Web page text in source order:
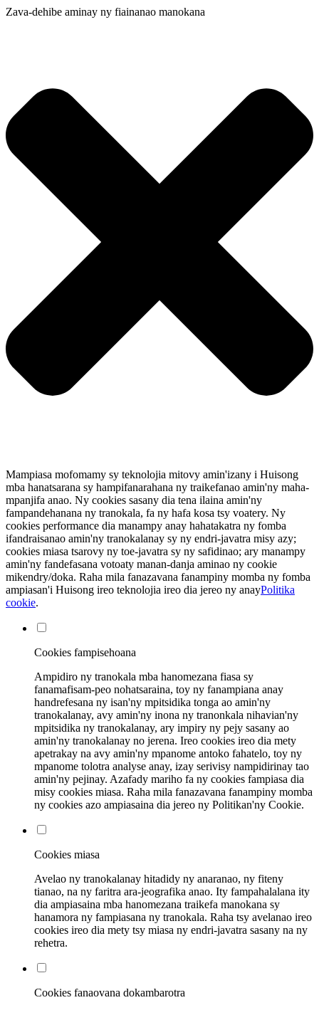
Zava-dehibe aminay ny fiainanao manokana
Mampiasa mofomamy sy teknolojia mitovy amin'izany i Huisong
mba hanatsarana sy hampifanarahana ny traikefanao amin'ny maha-
mpanjifa anao. Ny cookies sasany dia tena ilaina amin'ny
fampandehanana ny tranokala, fa ny hafa kosa tsy voatery. Ny
cookies performance dia manampy anay hahatakatra ny fomba
ifandraisanao amin'ny tranokalanay sy ny endri-javatra misy azy;
cookies miasa tsarovy ny toe-javatra sy ny safidinao; ary manampy
amin'ny fandefasana votoaty manan-danja aminao ny cookie
mikendry/doka. Raha mila fanazavana fanampiny momba ny fomba
ampiasan'i Huisong ireo teknolojia ireo dia jereo ny anayPolitika
cookie.
Cookies fampisehoana
Ampidiro ny tranokala mba hanomezana fiasa sy
fanamafisam-peo nohatsaraina, toy ny fanampiana anay
handrefesana ny isan'ny mpitsidika tonga ao amin'ny
tranokalanay, avy amin'ny inona ny tranonkala nihavian'ny
mpitsidika ny tranokalanay, ary impiry ny pejy sasany ao
amin'ny tranokalanay no jerena. Ireo cookies ireo dia mety
apetrakay na avy amin'ny mpanome antoko fahatelo, toy ny
mpanome tolotra analyse anay, izay serivisy nampidirinay tao
amin'ny pejinay. Azafady mariho fa ny cookies fampiasa dia
misy cookies miasa. Raha mila fanazavana fanampiny momba
ny cookies azo ampiasaina dia jereo ny Politikan'ny Cookie.
Cookies miasa
Avelao ny tranokalanay hitadidy ny anaranao, ny fiteny
tianao, na ny faritra ara-jeografika anao. Ity fampahalalana ity
dia ampiasaina mba hanomezana traikefa manokana sy
hanamora ny fampiasana ny tranokala. Raha tsy avelanao ireo
cookies ireo dia mety tsy miasa ny endri-javatra sasany na ny
rehetra.
Cookies fanaovana dokambarotra